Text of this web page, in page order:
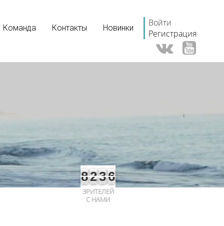
Команда Контакты Новинки
Войти
Регистрация
8236
ЗРИТЕЛЕЙ
С НАМИ